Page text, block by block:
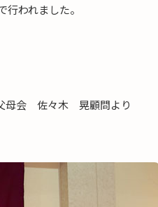
われました。
母会 佐々木 晃顧問より